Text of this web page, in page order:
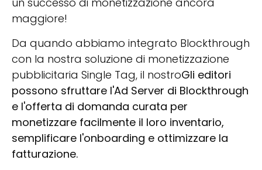
maggiore!
Da quando abbiamo integrato Blockthrough
con la nostra soluzione di monetizzazione
pubblicitaria Single Tag, il nostroGli editori
possono sfruttare l'Ad Server di Blockthrough
e l'offerta di domanda curata per
monetizzare facilmente il loro inventario,
semplificare l'onboarding e ottimizzare la
fatturazione.